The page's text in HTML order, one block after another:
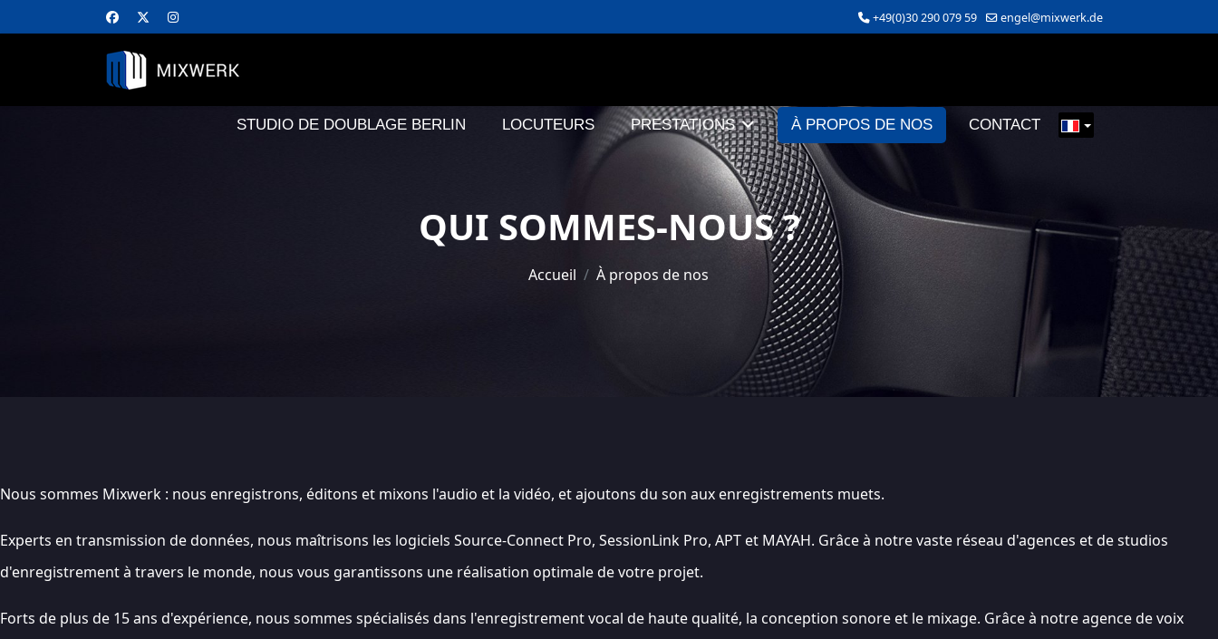
+49(0)30 290 079 59 engel@mixwerk.de
STUDIO DE DOUBLAGE BERLIN LOCUTEURS PRESTATIONS À PROPOS DE NOS CONTACT
QUI SOMMES-NOUS ?
Accueil À propos de nos
Nous sommes Mixwerk : nous enregistrons, éditons et mixons l'audio et la vidéo, et ajoutons du son aux enregistrements muets.
Experts en transmission de données, nous maîtrisons les logiciels Source-Connect Pro, SessionLink Pro, APT et MAYAH. Grâce à notre vaste réseau d'agences et de studios
d'enregistrement à travers le monde, nous vous garantissons une réalisation optimale de votre projet.
Forts de plus de 15 ans d'expérience, nous sommes spécialisés dans l'enregistrement vocal de haute qualité, la conception sonore et le mixage. Grâce à notre agence de voix